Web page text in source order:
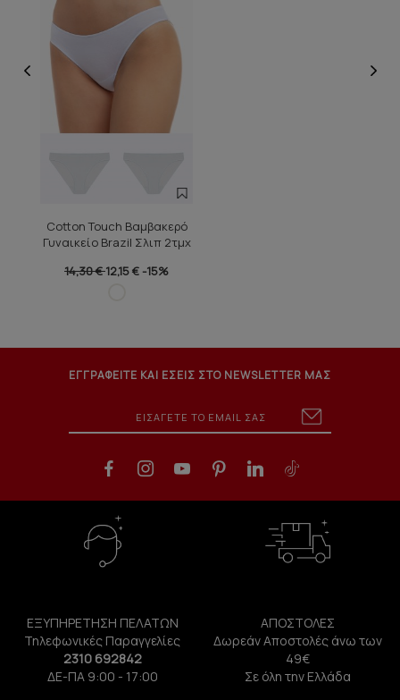
Cotton Touch Βαμβακερό
Γυναικείο Brazil Σλιπ 2τμχ
14,30 €12,15 € -15%
ΕΓΓΡΑΦΕΙΤΕ ΚΑΙ ΕΣΕΙΣ ΣΤΟ NEWSLETTER ΜΑΣ
ΕΞΥΠΗΡΕΤΗΣΗ ΠΕΛΑΤΩΝ
Τηλεφωνικές Παραγγελίες
2310 692842
ΔΕ-ΠΑ 9:00 - 17:00
ΑΠΟΣΤΟΛΕΣ
Δωρεάν Αποστολές άνω των
49€
Σε όλη την Ελλάδα